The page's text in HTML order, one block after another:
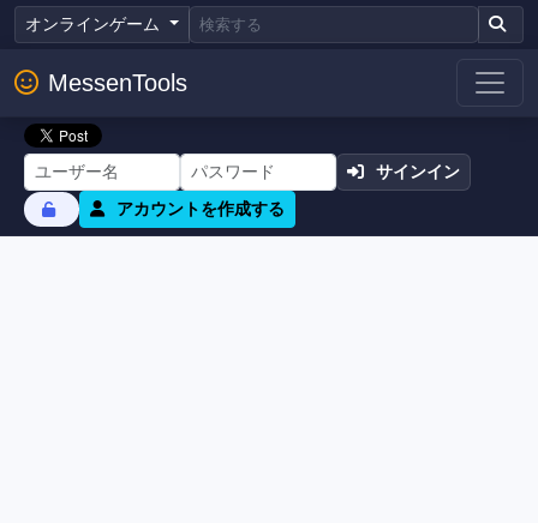
オンラインゲーム
MessenTools
サインイン
アカウントを作成する